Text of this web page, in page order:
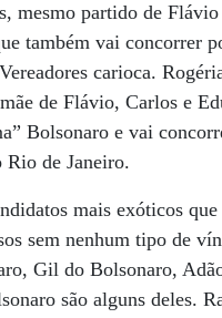
mesmo partido de
também vai concorrer
carioca.
de Flávio, Carlos e
Bolsonaro e vai
Rio de Janeiro.
mais exóticos
sem nenhum tipo de
Gil do Bolsonaro,
são alguns deles.